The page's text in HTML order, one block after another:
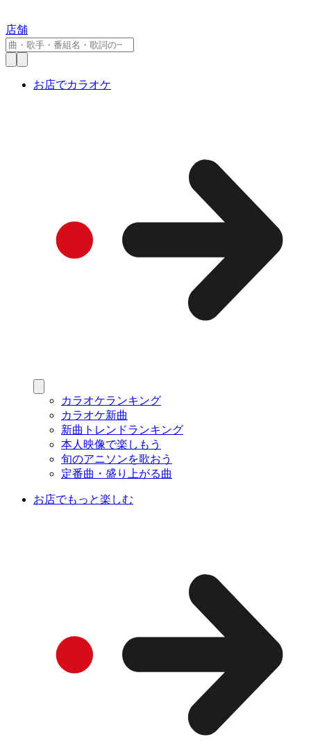
店舗
お店でカラオケ
カラオケランキング
カラオケ新曲
新曲トレンドランキング
本人映像で楽しもう
旬のアニソンを歌おう
定番曲・盛り上がる曲
お店でもっと楽しむ